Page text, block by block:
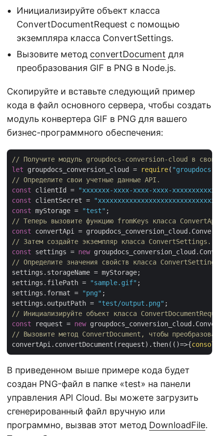
Инициализируйте объект класса
ConvertDocumentRequest с помощью
экземпляра класса ConvertSettings.
Вызовите метод convertDocument для
преобразования GIF в PNG в Node.js.
Скопируйте и вставьте следующий пример
кода в файл основного сервера, чтобы создать
модуль конвертера GIF в PNG для вашего
бизнес-программного обеспечения:
// Получите модуль groupdocs-conversion-cloud в свой
let groupdocs_conversion_cloud = require(
// Определите свои учетные данные API.
const clientId =
"xxxxxxx-xxxx-xxxx-xxxx-
const clientSecret =
const myStorage = "test"
// Теперь вызовите функцию fromKeys класса
const
// Затем создайте экземпляр класса ConvertSettings.
const settings = new
// Определите значения свойств класса
settings.storageName = myStorage;
settings.filePath =
"sample.gif" ;
settings.format =
"png" ;
settings.outputPath =
"test/output.png"
// Инициализируйте объект класса
const request = new
// Вызовите метод ConvertDocument, чтобы
convertApi.convertDocument(request).then( ()=>{console
В приведенном выше примере кода будет
создан PNG-файл в папке «test» на панели
управления API Cloud. Вы можете загрузить
сгенерированный файл вручную или
программно, вызвав этот метод DownloadFile.